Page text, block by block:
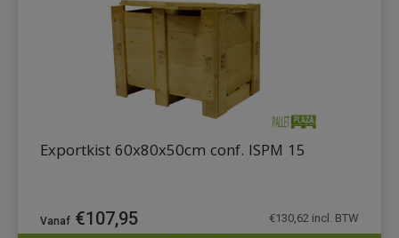
Exportkist 60x80x50cm conf. ISPM 15
€107,95 €130,62 incl. BTW